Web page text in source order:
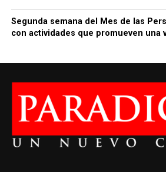
Segunda semana del Mes de las
con actividades que promueven una